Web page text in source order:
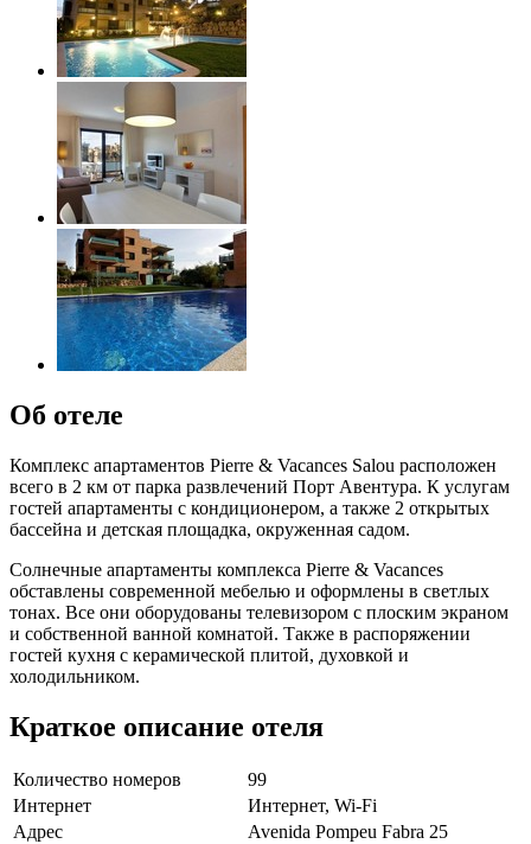
Об отеле
Комплекс апартаментов Pierre & Vacances Salou расположен
всего в 2 км от парка развлечений Порт Авентура. К услугам
гостей апартаменты с кондиционером, а также 2 открытых
бассейна и детская площадка, окруженная садом.
Солнечные апартаменты комплекса Pierre & Vacances
обставлены современной мебелью и оформлены в светлых
тонах. Все они оборудованы телевизором с плоским экраном
и собственной ванной комнатой. Также в распоряжении
гостей кухня с керамической плитой, духовкой и
холодильником.
Краткое описание отеля
Количество номеров
99
Интернет
Интернет, Wi-Fi
Адрес
Avenida Pompeu Fabra 25